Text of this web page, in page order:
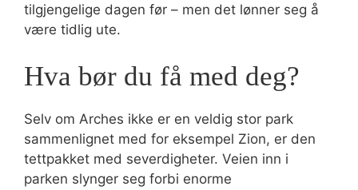
tilgjengelige dagen før – men det lønner seg å
være tidlig ute.
Hva bør du få med deg?
Selv om Arches ikke er en veldig stor park
sammenlignet med for eksempel Zion, er den
tettpakket med severdigheter. Veien inn i
parken slynger seg forbi enorme